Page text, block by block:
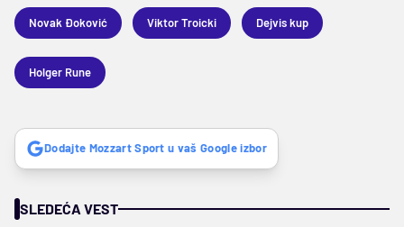
Novak Đoković Viktor Troicki Dejvis kup
Holger Rune
Dodajte Mozzart Sport u vaš Google izbor
SLEDEĆA VEST